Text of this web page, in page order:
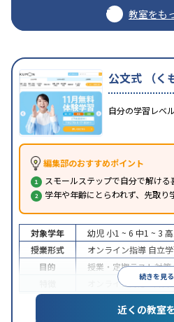
教室をも
公文式 （く
自分の学習レベ
編集部のおすすめポイント
スモールステップで自分で解ける
学年や年齢にとらわれず、先取り
続きを見る
対象学年 幼児 小1 ~ 6 中1 ~ 3
授業形式
オンライン指導 自立
目的
授業・定期テスト対策
オンライン対応1科目
近くの教室